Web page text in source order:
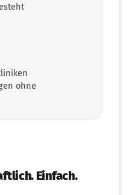
ohne
Einfach.